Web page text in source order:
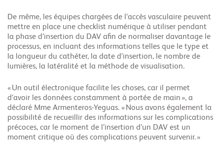
De même, les équipes chargées de l’accès vasculaire peuvent
mettre en place une checklist numérique à utiliser pendant
la phase d’insertion du DAV afin de normaliser davantage le
processus, en incluant des informations telles que le type et
la longueur du cathéter, la date d’insertion, le nombre de
lumières, la latéralité et la méthode de visualisation.
« Un outil électronique facilite les choses, car il permet
d’avoir les données constamment à portée de main », a
déclaré Mme Armenteros-Yeguas. « Nous avons également la
possibilité de recueillir des informations sur les complications
précoces, car le moment de l’insertion d’un DAV est un
moment critique où des complications peuvent survenir. »